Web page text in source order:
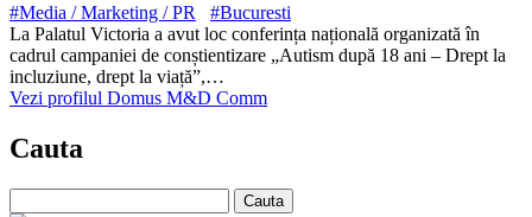
#Media / Marketing / PR
#Bucuresti
La Palatul Victoria a avut loc conferința națională organizată în
cadrul campaniei de conștientizare „Autism după 18 ani – Drept la
incluziune, drept la viață”,…
Vezi profilul Domus M&D Comm
Cauta